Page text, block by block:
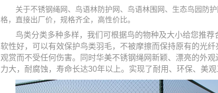
关于不锈钢绳网、鸟语林防护网、鸟语林围网、生态鸟园
格，直接出厂价，规格齐全，高性价比。
鸟类分类多种多样，我们可根据鸟的物种及大小给您推
软性好，可以有效保护鸟类羽毛，不被摩擦而保持原有的光
观赏而不受任何伤害。同时华美不锈钢绳网新颖、漂亮的外
力大，耐腐蚀，寿命长达30年以上。实现了耐用、环保、美